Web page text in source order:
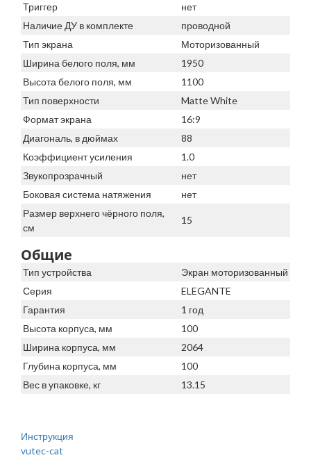
Триггер
нет
Наличие ДУ в комплекте
проводной
Тип экрана
Моторизованный
Ширина белого поля, мм
1950
Высота белого поля, мм
1100
Тип поверхности
Matte White
Формат экрана
16:9
Диагональ, в дюймах
88
Коэффициент усиления
1.0
Звукопрозрачный
нет
Боковая система натяжения
нет
Размер верхнего чёрного поля,
см
15
Общие
Тип устройства
Экран моторизованный
Серия
ELEGANTE
Гарантия
1 год
Высота корпуса, мм
100
Ширина корпуса, мм
2064
Глубина корпуса, мм
100
Вес в упаковке, кг
13.15
Инструкция
vutec-cat